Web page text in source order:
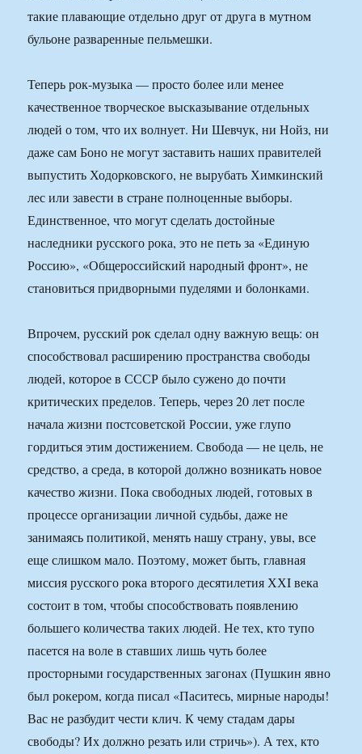
такие плавающие отдельно друг от друга в мутном
бульоне разваренные пельмешки.
Теперь рок-музыка — просто более или менее
качественное творческое высказывание отдельных
людей о том, что их волнует. Ни Шевчук, ни Нойз, ни
даже сам Боно не могут заставить наших правителей
выпустить Ходорковского, не вырубать Химкинский
лес или завести в стране полноценные выборы.
Единственное, что могут сделать достойные
наследники русского рока, это не петь за «Единую
Россию», «Общероссийский народный фронт», не
становиться придворными пуделями и болонками.
Впрочем, русский рок сделал одну важную вещь: он
способствовал расширению пространства свободы
людей, которое в СССР было сужено до почти
критических пределов. Теперь, через 20 лет после
начала жизни постсоветской России, уже глупо
гордиться этим достижением. Свобода — не цель, не
средство, а среда, в которой должно возникать новое
качество жизни. Пока свободных людей, готовых в
процессе организации личной судьбы, даже не
занимаясь политикой, менять нашу страну, увы, все
еще слишком мало. Поэтому, может быть, главная
миссия русского рока второго десятилетия ХХI века
состоит в том, чтобы способствовать появлению
большего количества таких людей. Не тех, кто тупо
пасется на воле в ставших лишь чуть более
просторными государственных загонах (Пушкин явно
был рокером, когда писал «Паситесь, мирные народы!
Вас не разбудит чести клич. К чему стадам дары
свободы? Их должно резать или стричь»). А тех, кто